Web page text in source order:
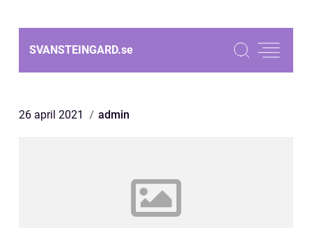
SVANSTEINGARD.se
26 april 2021 admin